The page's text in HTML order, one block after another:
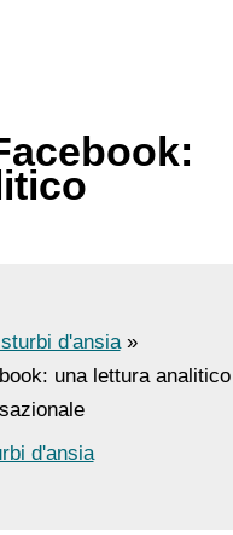
d'ansia
una lettura analitico
d'ansia